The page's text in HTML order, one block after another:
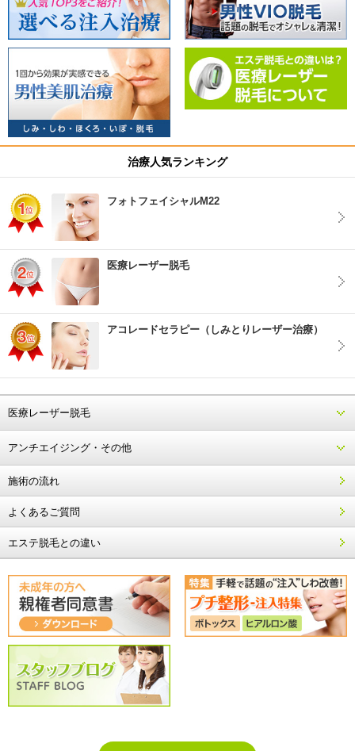
治療人気ランキング
フォトフェイシャルM22
医療レーザー脱毛
アコレードセラピー（しみとりレーザー治療）
医療レーザー脱毛
アンチエイジング・その他
施術の流れ
よくあるご質問
エステ脱毛との違い